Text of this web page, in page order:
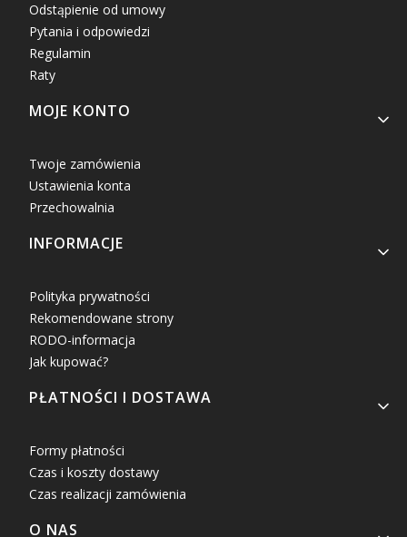
Odstąpienie od umowy
Pytania i odpowiedzi
Regulamin
Raty
MOJE KONTO
Twoje zamówienia
Ustawienia konta
Przechowalnia
INFORMACJE
Polityka prywatności
Rekomendowane strony
RODO-informacja
Jak kupować?
PŁATNOŚCI I DOSTAWA
Formy płatności
Czas i koszty dostawy
Czas realizacji zamówienia
O NAS